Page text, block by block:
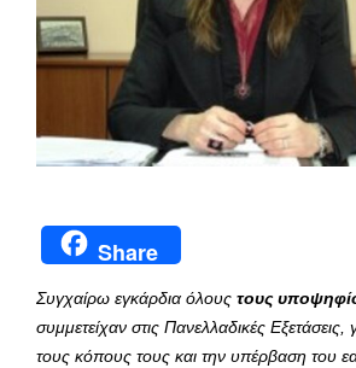
Share
Συγχαίρω εγκάρδια όλους τους
συμμετείχαν στις Πανελλαδικές
τους κόπους τους και την υπέρβαση του